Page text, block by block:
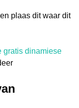
plaas dit waar dit
gratis dinamiese